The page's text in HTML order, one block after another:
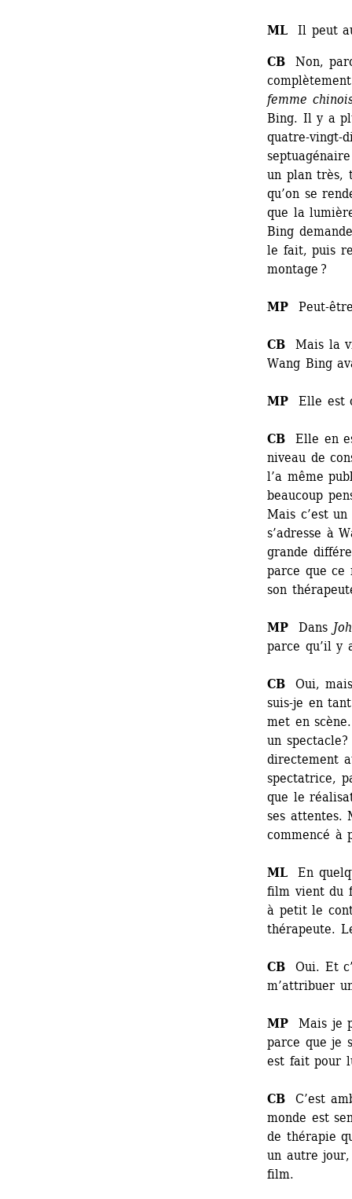
ML Il peut
CB Non,
femme
Bing. Il y a
quatre-vingt-
un plan très,
qu’on se
que la
Bing
le fait, puis
montage ?
MP Peut-
CB Mais la
Wang Bing
MP Elle est
CB Elle en
niveau de
l’a même
beaucoup
Mais c’est
s’adresse à
grande
parce que ce
son
MP Dans
parce qu’il y
CB Oui,
suis-je en
met en
un
directement
spectatrice,
que le
ses attentes.
commencé à
ML En
film vient du
à petit le
thérapeute.
CB Oui. Et
m’attribuer
MP Mais je
parce que je
est fait pour
CB C’est
monde est
de thérapie
un autre jour,
film.